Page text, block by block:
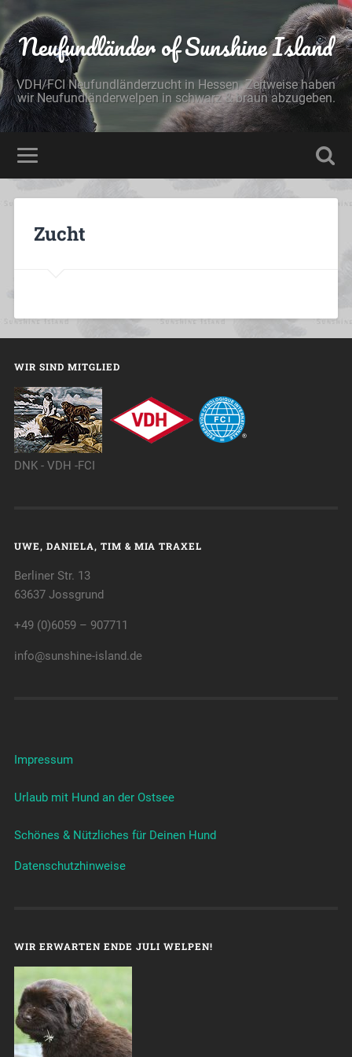
Neufundländer of Sunshine Island
VDH/FCI Neufundländerzucht in Hessen. Zeitweise haben
wir Neufundländerwelpen in schwarz & braun abzugeben.
Zucht
WIR SIND MITGLIED
DNK - VDH -FCI
UWE, DANIELA, TIM & MIA TRAXEL
Berliner Str. 13
63637 Jossgrund
+49 (0)6059 – 907711
info@sunshine-island.de
Impressum
Urlaub mit Hund an der Ostsee
Schönes & Nützliches für Deinen Hund
Datenschutzhinweise
WIR ERWARTEN ENDE JULI WELPEN!